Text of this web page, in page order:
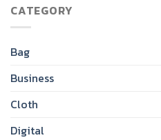
CATEGORY
Bag
Business
Cloth
Digital